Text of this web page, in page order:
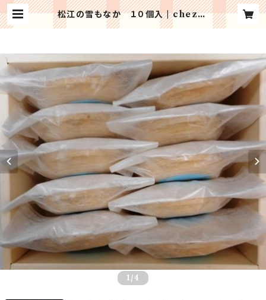
松江の雪もなか １０個入 | chez-b
lanche
1 /4